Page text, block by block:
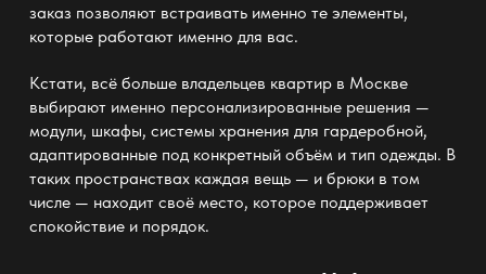
заказ позволяют встраивать именно те элементы,
которые работают именно для вас.
Кстати, всё больше владельцев квартир в Москве
выбирают именно персонализированные решения —
модули, шкафы, системы хранения для гардеробной,
адаптированные под конкретный объём и тип одежды. В
таких пространствах каждая вещь — и брюки в том
числе — находит своё место, которое поддерживает
спокойствие и порядок.